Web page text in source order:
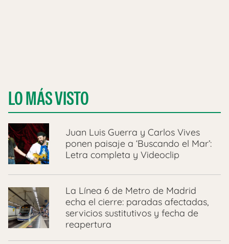
LO MÁS VISTO
Juan Luis Guerra y Carlos Vives
ponen paisaje a ‘Buscando el Mar’:
Letra completa y Videoclip
La Línea 6 de Metro de Madrid
echa el cierre: paradas afectadas,
servicios sustitutivos y fecha de
reapertura